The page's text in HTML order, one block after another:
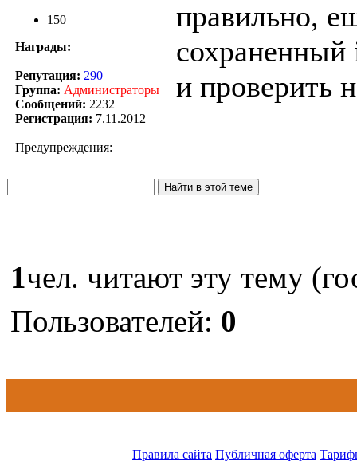
150
Награды:
Репутация: 290
Группа: Администраторы
Сообщений: 2232
Регистрация: 7.11.2012
Предупреждения:
правильно,
сохраненный
и проверить
1чел. читают эту тему
Пользователей: 0
Правила сайта Публичная оферта